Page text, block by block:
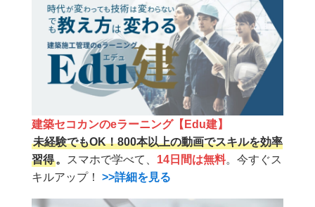
建築セコカンのeラーニング【Edu建】
未経験でもOK！800本以上の動画でスキルを効率
習得。 スマホで学べて、 14日間は無料。今すぐス
キルアップ！ >>詳細を見る